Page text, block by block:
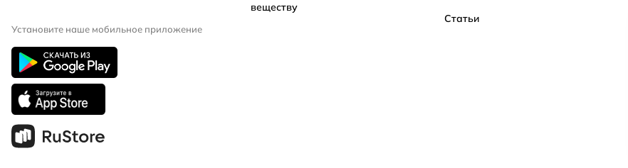
Установите наше мобильное приложение
веществу
Статьи